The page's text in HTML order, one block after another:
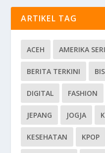
ARTIKEL TAG
ACEH AMERIKA
BERITA TERKINI
DIGITAL FASHION
JEPANG JOGJA
KESEHATAN KPOP